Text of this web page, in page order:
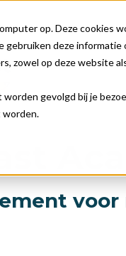
op. Deze cookies
gebruiken deze
zowel op deze website
gevolgd bij je
worden.